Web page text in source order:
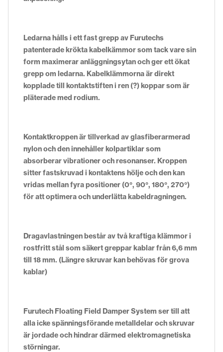
Ledarna hålls i ett fast grepp av Furutechs
patenterade krökta kabelkämmor som tack vare sin
form maximerar anläggningsytan och ger ett ökat
grepp om ledarna. Kabelklämmorna är direkt
kopplade till kontaktstiften i ren (?) koppar som är
pläterade med rodium.
Kontaktkroppen är tillverkad av glasfiberarmerad
nylon och den innehåller kolpartiklar som
absorberar vibrationer och resonanser. Kroppen
sitter fastskruvad i kontaktens hölje och den kan
vridas mellan fyra positioner (0°, 90°, 180°, 270°)
för att optimera och underlätta kabeldragningen.
Dragavlastningen består av två kraftiga klämmor i
rostfritt stål som säkert greppar kablar från 6,6 mm
till 18 mm. (Längre skruvar kan behövas för grova
kablar)
Furutech Floating Field Damper System ser till att
alla icke spänningsförande metalldelar och skruvar
är jordade och hindrar därmed elektromagnetiska
störningar.